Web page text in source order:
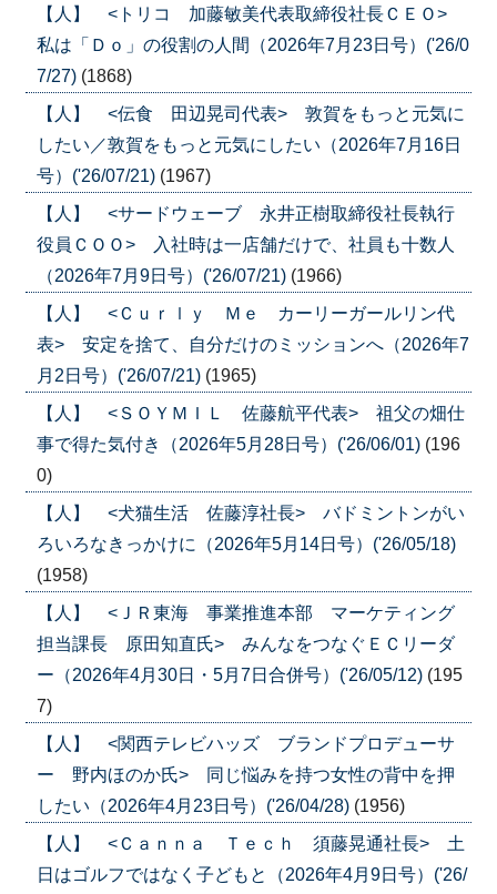
【人】 <トリコ 加藤敏美代表取締役社長ＣＥＯ>
私は「Ｄｏ」の役割の人間（2026年7月23日号）('26/0
7/27) (1868)
【人】 <伝食 田辺晃司代表> 敦賀をもっと元気に
したい／敦賀をもっと元気にしたい（2026年7月16日
号）('26/07/21) (1967)
【人】 <サードウェーブ 永井正樹取締役社長執行
役員ＣＯＯ> 入社時は一店舗だけで、社員も十数人
（2026年7月9日号）('26/07/21) (1966)
【人】 <Ｃｕｒｌｙ Ｍｅ カーリーガールリン代
表> 安定を捨て、自分だけのミッションへ（2026年7
月2日号）('26/07/21) (1965)
【人】 <ＳＯＹＭＩＬ 佐藤航平代表> 祖父の畑仕
事で得た気付き（2026年5月28日号）('26/06/01) (196
0)
【人】 <犬猫生活 佐藤淳社長> バドミントンがい
ろいろなきっかけに（2026年5月14日号）('26/05/18)
(1958)
【人】 <ＪＲ東海 事業推進本部 マーケティング
担当課長 原田知直氏> みんなをつなぐＥＣリーダ
ー（2026年4月30日・5月7日合併号）('26/05/12) (195
7)
【人】 <関西テレビハッズ ブランドプロデューサ
ー 野内ほのか氏> 同じ悩みを持つ女性の背中を押
したい（2026年4月23日号）('26/04/28) (1956)
【人】 <Ｃａｎｎａ Ｔｅｃｈ 須藤晃通社長> 土
日はゴルフではなく子どもと（2026年4月9日号）('26/